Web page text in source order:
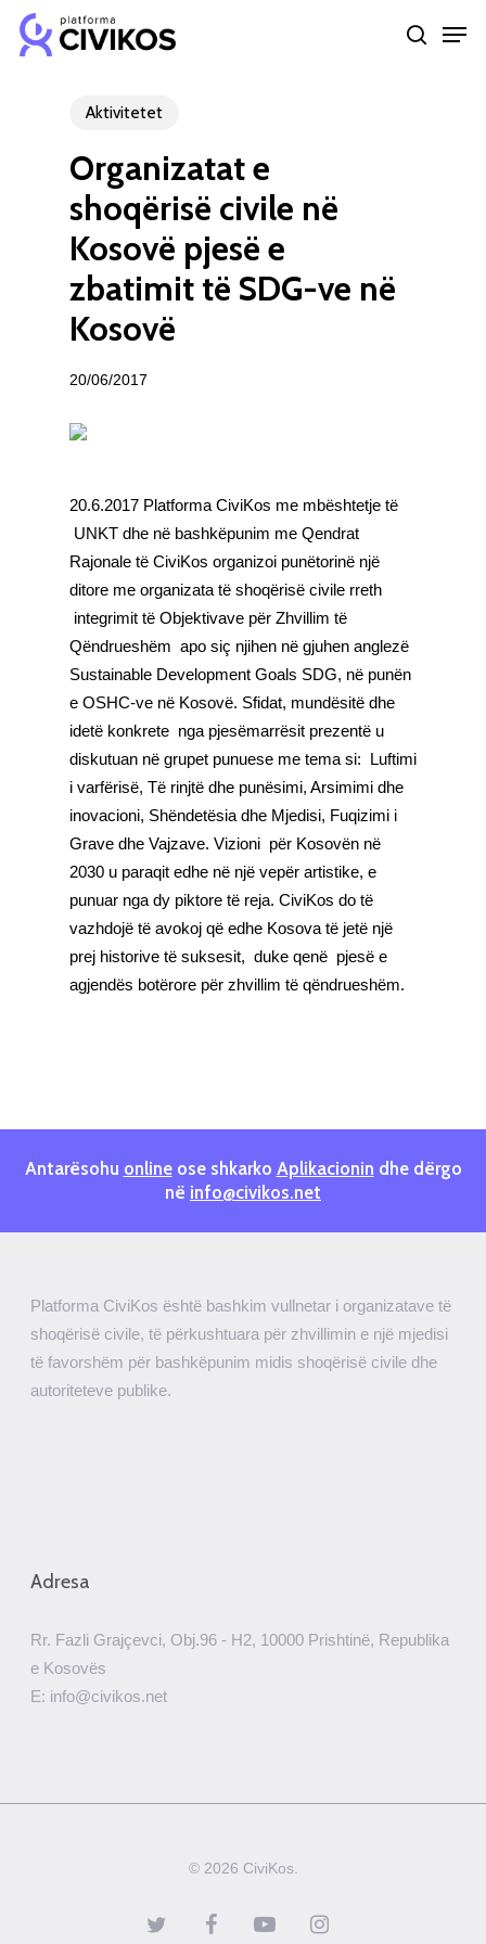
Skip
search
Aktivitetet
Organizatat e
shoqërisë civile në
Kosovë pjesë e
zbatimit të SDG-ve në
Kosovë
20/06/2017
20.6.2017 Platforma CiviKos me mbështetje të
UNKT dhe në bashkëpunim me Qendrat
Rajonale të CiviKos organizoi punëtorinë një
ditore me organizata të shoqërisë civile rreth
integrimit të Objektivave për Zhvillim të
Qëndrueshëm apo siç njihen në gjuhen anglezë
Sustainable Development Goals SDG, në punën
e OSHC-ve në Kosovë. Sfidat, mundësitë dhe
idetë konkrete nga pjesëmarrësit prezentë u
diskutuan në grupet punuese me tema si: Luftimi
i varfërisë, Të rinjtë dhe punësimi, Arsimimi dhe
inovacioni, Shëndetësia dhe Mjedisi, Fuqizimi i
Grave dhe Vajzave. Vizioni për Kosovën në
2030 u paraqit edhe në një vepër artistike, e
punuar nga dy piktore të reja. CiviKos do të
vazhdojë të avokoj që edhe Kosova të jetë një
prej historive të suksesit, duke qenë pjesë e
agjendës botërore për zhvillim të qëndrueshëm.
Antarësohu onlineose shkarko Aplikacionin dhe dërgo
në info@civikos.net
Platforma CiviKos është bashkim vullnetar i organizatave të
shoqërisë civile, të përkushtuara për zhvillimin e një mjedisi
të favorshëm për bashkëpunim midis shoqërisë civile dhe
autoriteteve publike.
Adresa
Rr. Fazli Grajçevci, Obj.96 - H2, 10000 Prishtinë, Republika
e Kosovës
E: info@civikos.net
© 2026 CiviKos.
twitter facebookyoutube instagram